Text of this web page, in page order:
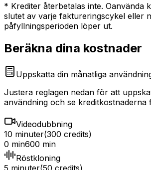
* Krediter återbetalas inte. Oanvända
slutet av varje faktureringscykel eller
påfyllningsperioden löper ut.
Beräkna dina kostnader
Uppskatta din månatliga
Justera reglagen nedan för att
användning och se kreditkostnaderna
Videodubbning
10 minuter(300 credits)
0 min600 min
Röstkloning
5 minuter(50 credits)